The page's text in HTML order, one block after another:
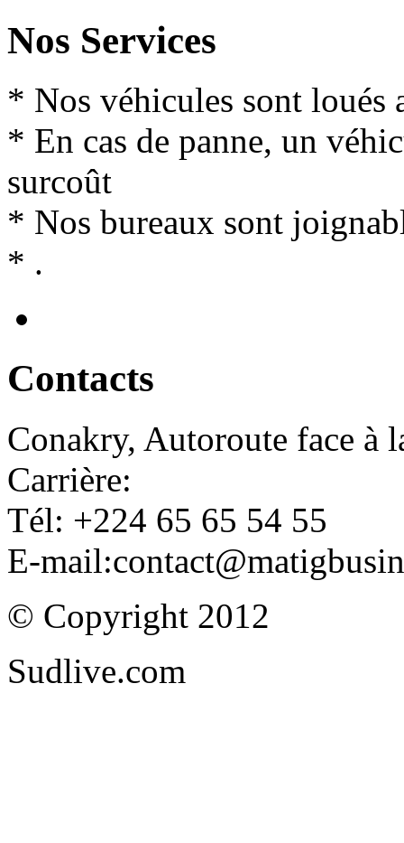
Nos Services
* Nos véhicules sont loués
* En cas de panne, un
surcoût
* Nos bureaux sont
* .
Contacts
Conakry, Autoroute face à
Carrière:
Tél: +224 65 65 54 55
E-
© Copyright 2012
Sudlive.com